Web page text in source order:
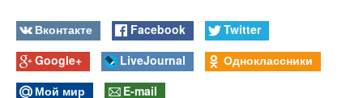
Вконтакте Facebook
Twitter
Google+
LiveJournal
Одноклассники
Мой мир
E-mail